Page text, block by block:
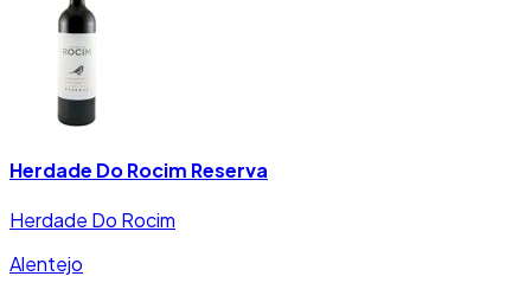
Herdade Do Rocim Reserva
Herdade Do Rocim
Alentejo